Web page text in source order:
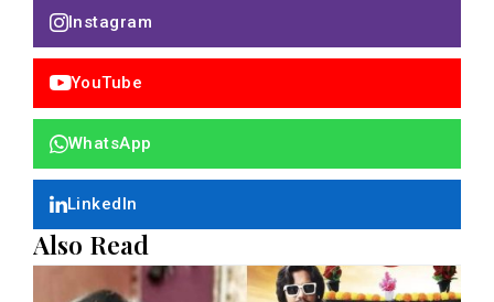
Instagram
YouTube
WhatsApp
LinkedIn
Also Read